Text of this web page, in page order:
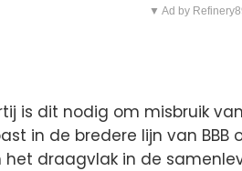
▼ Ad by
is dit nodig om misbruik
in de bredere lijn van
het draagvlak in de